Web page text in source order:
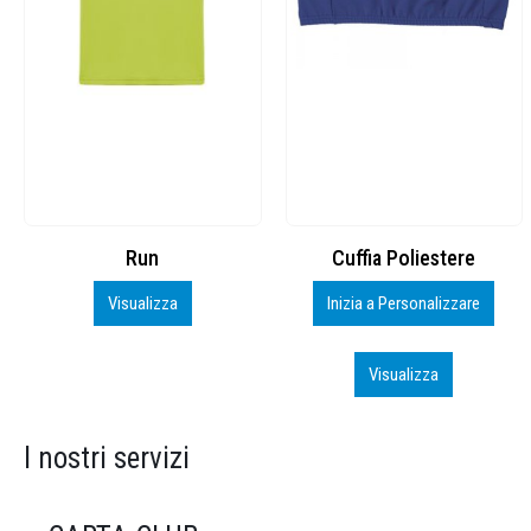
Cuffia Poliestere
Inizia a Personalizzare
BS600 – 5139960
Personalizza
Visualizza
I nostri servizi